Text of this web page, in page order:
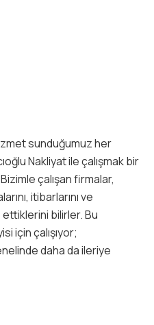
sunduğumuz her
Nakliyat ile çalışmak bir
çalışan firmalar,
itibarlarını ve
ettiklerini bilirler. Bu
için çalışıyor;
daha da ileriye